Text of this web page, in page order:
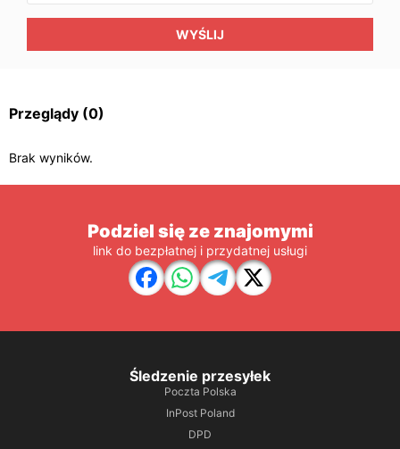
WYŚLIJ
Przeglądy (0)
Brak wyników.
Podziel się ze znajomymi
link do bezpłatnej i przydatnej usługi
Śledzenie przesyłek
Poczta Polska
InPost Poland
DPD